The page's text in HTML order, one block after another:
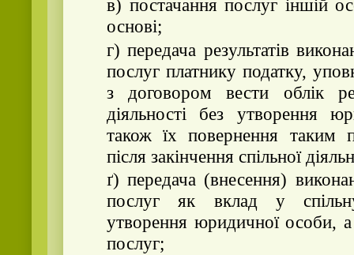
в) постачання послуг іншій
основі;
г) передача результатів
послуг платнику податку,
з договором вести облік
діяльності без утворення
також їх повернення таким
після закінчення спільної
ґ) передача (внесення)
послуг як вклад у
утворення юридичної особи,
послуг;